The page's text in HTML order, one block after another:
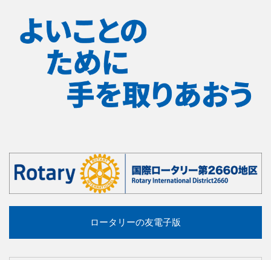
ロータリーの友電子版